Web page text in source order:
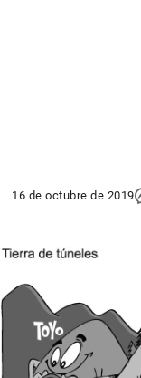
16 de octubre de 2019